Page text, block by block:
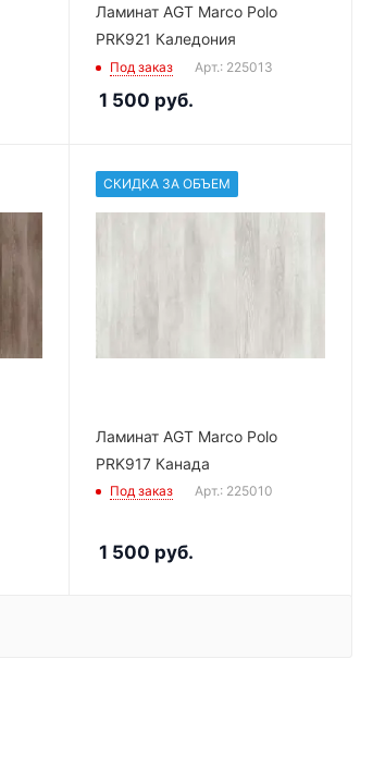
Ламинат AGT Marco Polo
PRK921 Каледония
Под заказ Арт.: 225013
1 500 руб.
СКИДКА ЗА ОБЪЕМ
Ламинат AGT Marco Polo
PRK917 Канада
Под заказ Арт.: 225010
1 500 руб.